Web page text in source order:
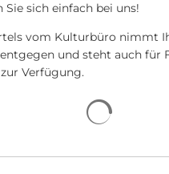
Sie sich einfach bei uns!
vom Kulturbüro nimmt
und steht auch für
Verfügung.